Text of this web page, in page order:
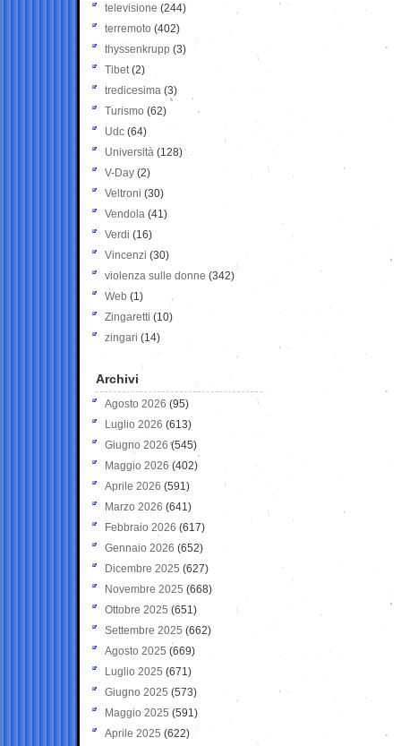
televisione(244)
terremoto (402)
thyssenkrupp (3)
Tibet(2)
tredicesima (3)
Turismo (62)
Udc (64)
Università (128)
V-Day (2)
Veltroni (30)
Vendola (41)
Verdi (16)
Vincenzi (30)
violenza sulle donne (342)
Web (1)
Zingaretti (10)
zingari (14)
Archivi
Agosto 2026 (95)
Luglio 2026 (613)
Giugno 2026 (545)
Maggio 2026 (402)
Aprile 2026 (591)
Marzo 2026 (641)
Febbraio 2026 (617)
Gennaio 2026 (652)
Dicembre 2025 (627)
Novembre 2025 (668)
Ottobre 2025 (651)
Settembre 2025 (662)
Agosto 2025 (669)
Luglio 2025 (671)
Giugno 2025 (573)
Maggio 2025 (591)
Aprile 2025 (622)